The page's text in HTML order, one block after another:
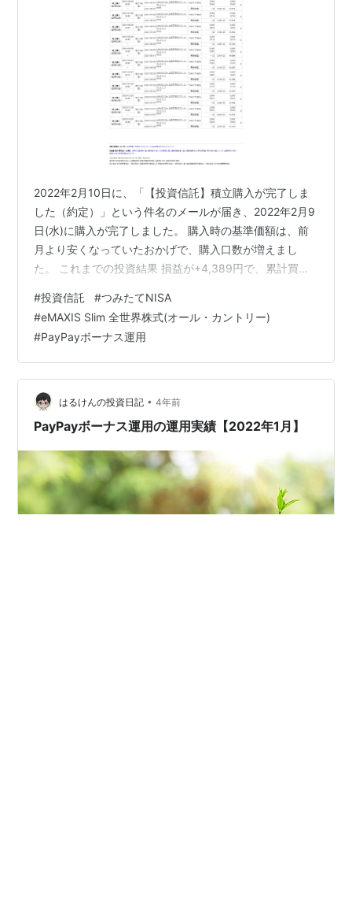
2022年2月10日に、「【投資信託】積立購入が完了しま
した（約定）」という件名のメールが届き、2022年2月9
日(水)に購入が完了しました。 購入時の基準価額は、前
月より安くなっていたおかげで、購入口数が増えまし
た。 これまでの投資結果 損益が+4,389円で、累計買付
す。 2022年になってからは、基準価額が下がり気味に見
えていたので、プラスなのが意外でした。 3,000円ずつ
とはいえ、2020年10月から購入していたので、未だにプ
ラスだと解釈しました。 楽天カードでの積み立てが改悪
2月1日に発表されましたが、楽天カードで投資…
#投資信託 #つみたてNISA
#eMAXIS Slim 全世界株式(オール・カントリー)
#PayPayボーナス運用
はるけんの投資日記 • 4年前
PayPayボーナス運用の運用実績【2022年1月】